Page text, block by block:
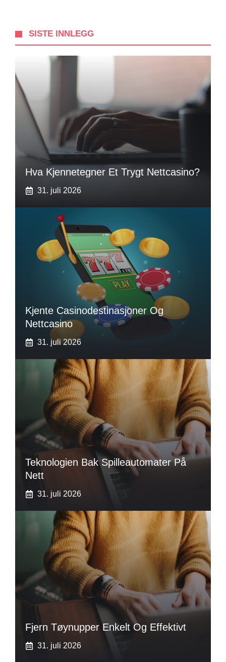
SISTE INNLEGG
Hva Kjennetegner Et Trygt Nettcasino?
31. juli 2026
Kjente Casinodestinasjoner Og
Nettcasino
31. juli 2026
Teknologien Bak Spilleautomater På
Nett
31. juli 2026
Fjern Tøynupper Enkelt Og Effektivt
31. juli 2026